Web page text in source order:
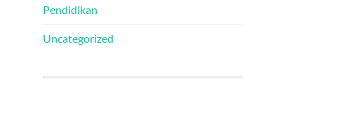
Pendidikan
Uncategorized